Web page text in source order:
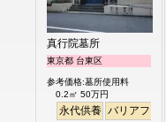
真行院墓所
東京都 台東区
参考価格:墓所使用料
0.2㎡ 50万円
永代供養 バリアフリー